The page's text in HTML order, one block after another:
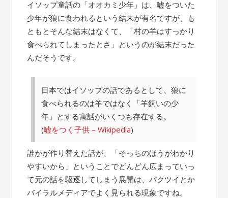
話”
イソップ童話の「オオカミ少年」は、嘘をついた
少年が狼に食われるという結末が有名ですが、も
ともとそんな結末はなくて、「村の羊はすっかり
食べられてしまったとさ」というのが結末だった
んだそうです。
日本ではイソップの話であるとして、狼に
食べられるのは羊ではなく「羊飼いの少
年」とする寓話がいくつも存在する。
(嘘をつく子供 – Wikipedia)
誰かが作り替えた話が、「そっちのほうがわかり
やすいから」ということでどんどん広まっていっ
て元の話を駆逐してしまう展開は、パクツイとか
バイラルメディアでよく見られる現象ですね。